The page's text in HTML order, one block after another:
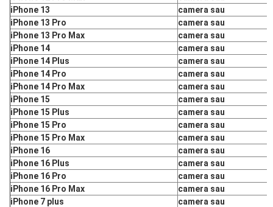
iPhone 13
camera sau
iPhone 13 Pro
camera sau
iPhone 13 Pro Max
camera sau
iPhone 14
camera sau
iPhone 14 Plus
camera sau
iPhone 14 Pro
camera sau
iPhone 14 Pro Max
camera sau
iPhone 15
camera sau
iPhone 15 Plus
camera sau
iPhone 15 Pro
camera sau
iPhone 15 Pro Max
camera sau
iPhone 16
camera sau
iPhone 16 Plus
camera sau
iPhone 16 Pro
camera sau
iPhone 16 Pro Max
camera sau
iPhone 7 plus
camera sau